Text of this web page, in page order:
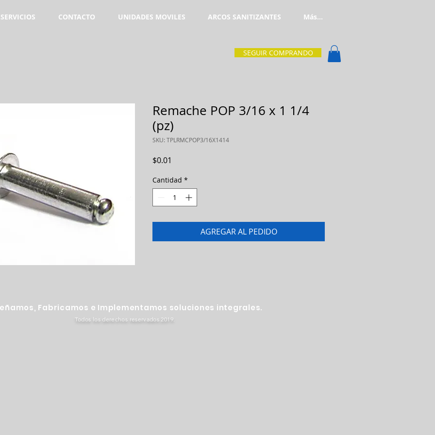
SERVICIOS CONTACTO UNIDADES MOVILES ARCOS SANITIZANTES Más...
Remache POP 3/16 x 1 1/4
(pz)
SKU: TPLRMCPOP3/16X1414
$0.01
Cantidad *
AGREGAR AL PEDIDO
SEGUIR COMPRANDO
Fabricamos e Implementamos soluciones integrales.
Todos los derechos reservados 2019.